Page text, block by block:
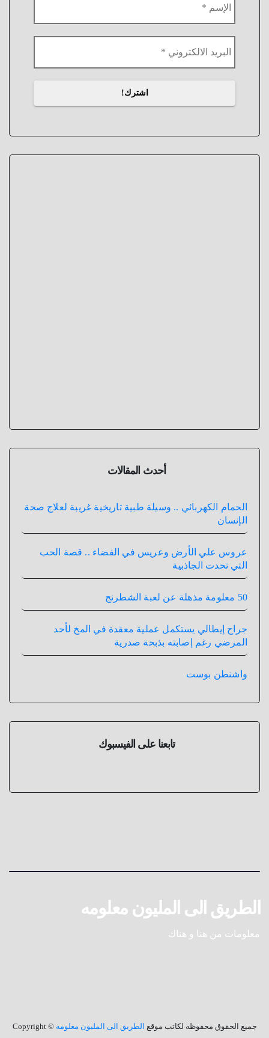
أحدث المقالات
الحمام الكهربائي .. وسيلة طبية تاريخية غريبة لعلاج صحة
الإنسان
عروس علي الأرض وعريس في الفضاء .. قصة الحب
التي تحدت الجاذبية
50 معلومة مذهلة عن لعبة الشطرنج
جراح إيطالي يستكمل عملية معقدة في المخ لأحد
المرضي رغم إصابته بذبحة صدرية
واشنطن بوست
تابعنا على الفيسبوك
الطريق الى المليون معلومه
معلومات من هنا و هناك
جميع الحقوق محفوظه لكاتب موقع الطريق الى المليون معلومه © Copyright